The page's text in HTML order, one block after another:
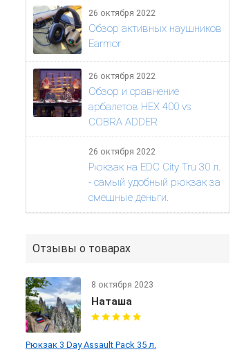
26 октября 2022
Обзор активных наушников
Earmor
26 октября 2022
Обзор и сравнение
арбалетов HEX 400 vs
COBRA ADDER
26 октября 2022
Рюкзак на EDC City Tru 30 л.
- самый удобный рюкзак за
смешные деньги.
Отзывы о товарах
8 октября 2023
Наташа
Рюкзак 3 Day Assault Pack 35 л.